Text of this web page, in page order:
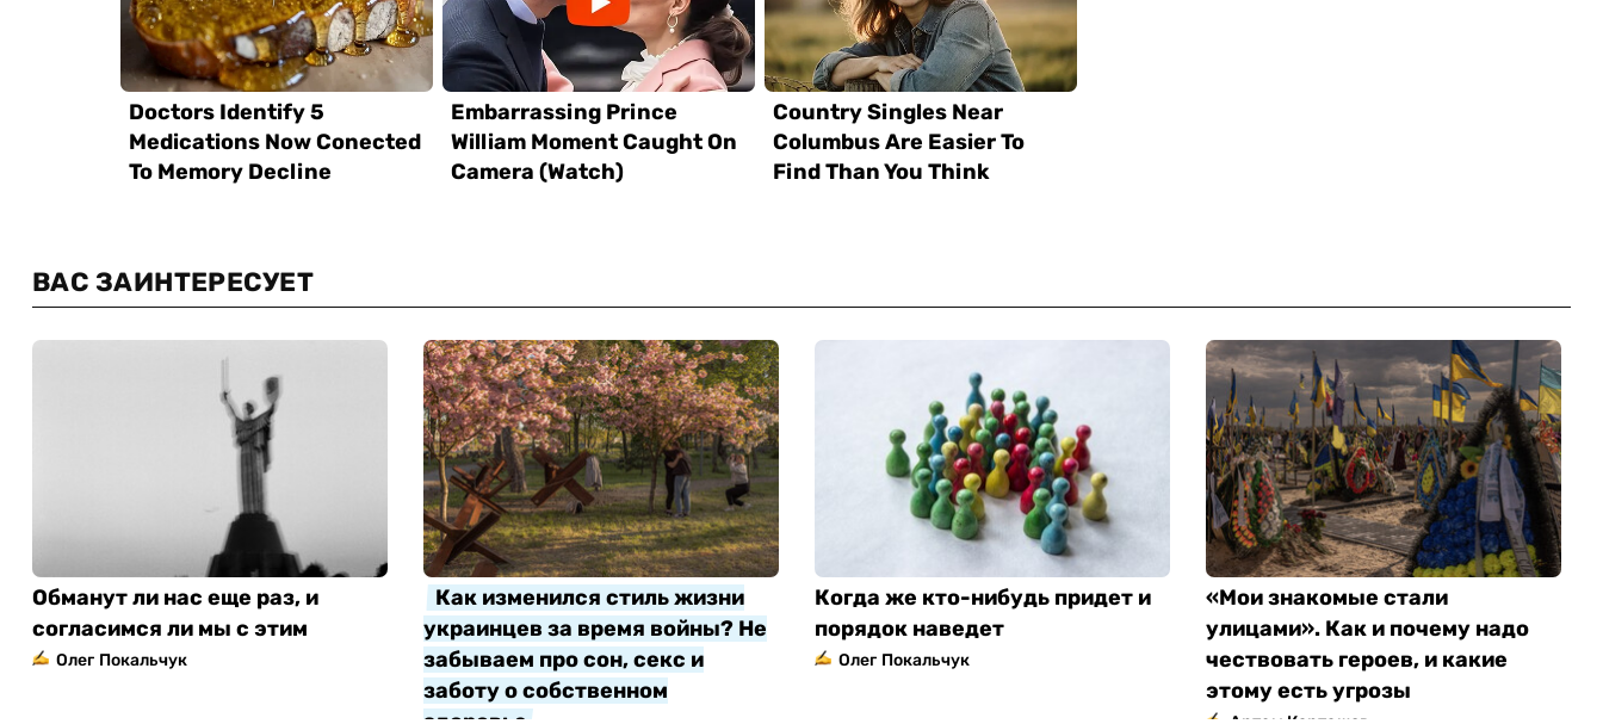
ВАС ЗАИНТЕРЕСУЕТ
Обманут ли нас еще раз, и
согласимся ли мы с этим
Олег Покальчук
Как изменился стиль жизни
украинцев за время войны? Не
забываем про сон, секс и
заботу о собственном
Когда же кто-нибудь придет и
порядок наведет
Олег Покальчук
«Мои знакомые стали
улицами». Как и почему надо
чествовать героев, и какие
этому есть угрозы